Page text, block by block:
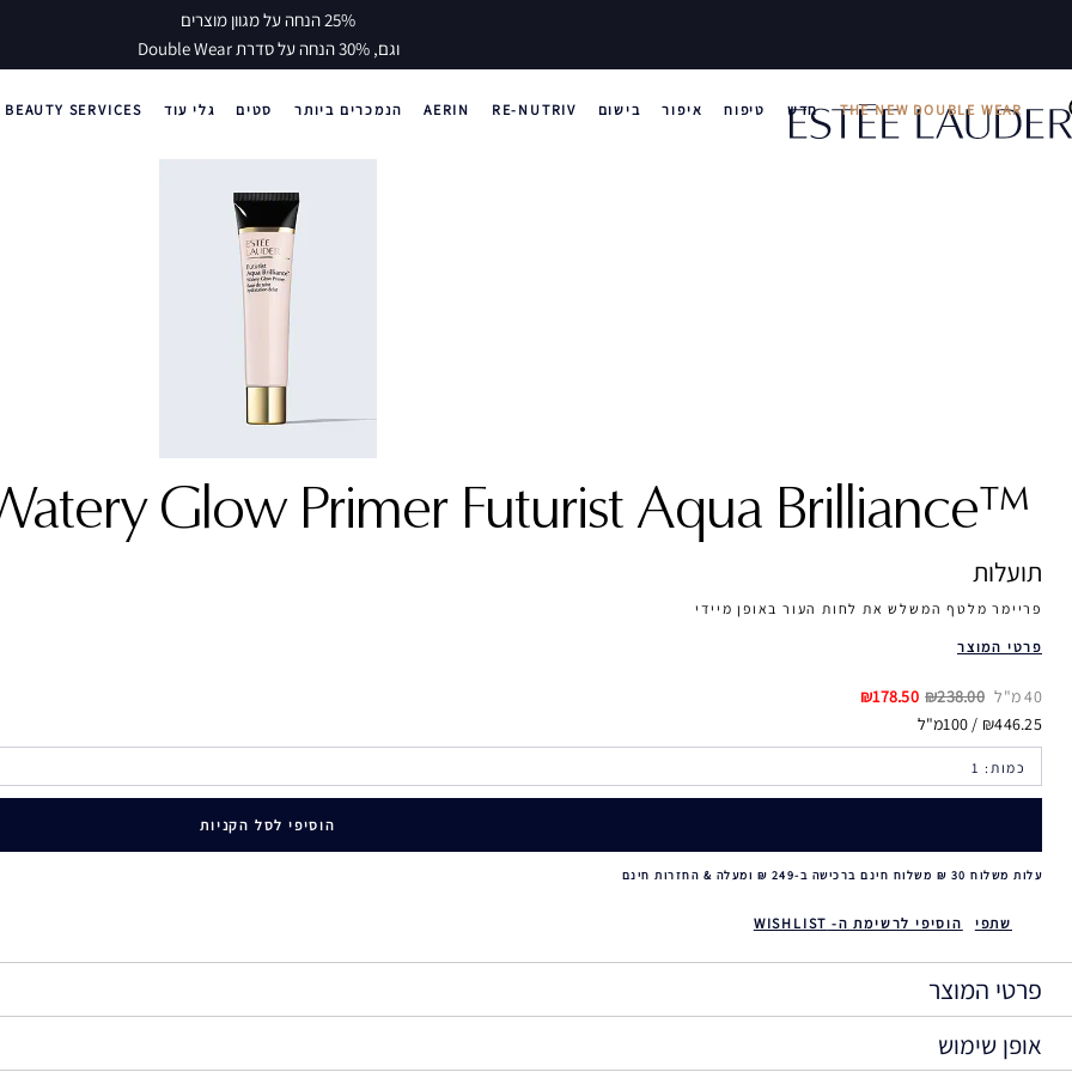
25% הנחה על מגוון מוצרים
וגם, 30% הנחה על סדרת Double Wear
THE NEW DOUBLE WEAR חדש טיפוח איפור בישום RE-NUTRIV
AERIN הנמכרים ביותר סטים גלי עוד BEAUTY SERVICES
Futurist Aqua Brilliance™ ‎
Glow Primer
תועלות
פריימר מלטף המשלש את לחות העור באופן מיידי
פרטי המוצר
40 מ"ל ₪238.00
₪178.50
₪446.25 / 100מ"ל
הוסיפי לסל הקניות
עלות משלוח 30 ₪ משלוח חינם ברכישה ב-249 ₪ ומעלה & החזרות חינם
שתפי הוסיפי לרשימת ה- WISHLIST
פרטי המוצר
פריימר + טיפוח: משלש מיד את רמת הלחות של העור, ומעניק לו למראה בריא במיוחד. מחזק את מחסום העור. מספק לחות ארוכת טווח למשך כל
אופן שימוש